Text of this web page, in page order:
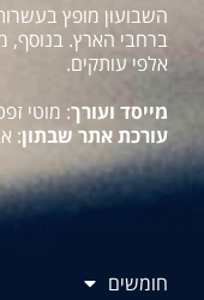
ברחבי הארץ. בנוסף,
אלפי עותקים.
מייסד ועורך: מוטי
עורכת אתר שבתון:
חומשים